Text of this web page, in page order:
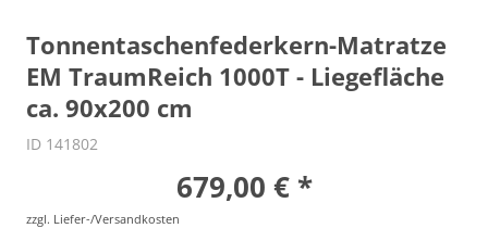
Tonnentaschenfederkern-Matratze
EM TraumReich 1000T - Liegefläche
ca. 90x200 cm
ID 141802
679,00 € *
zzgl. Liefer-/Versandkosten